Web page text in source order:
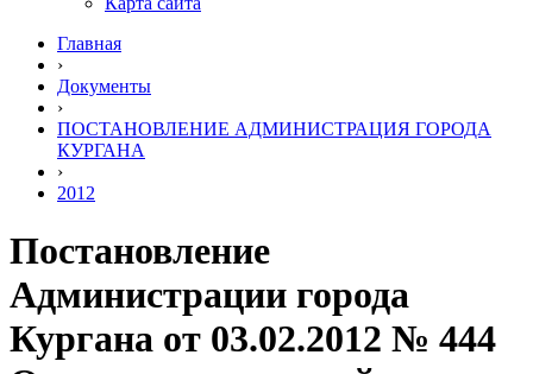
Главная
›
Документы
›
ПОСТАНОВЛЕНИЕ АДМИНИСТРАЦИЯ ГОРОДА
КУРГАНА
›
2012
Постановление
Администрации города
Кургана от 03.02.2012 № 444